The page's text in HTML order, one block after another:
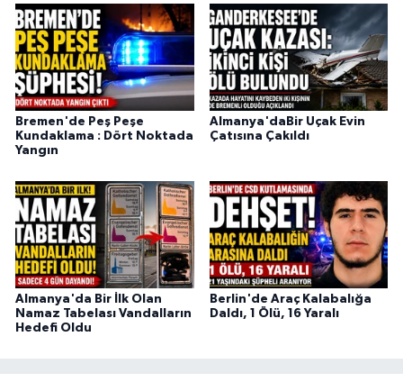
Bremen'de Peş Peşe
Kundaklama : Dört Noktada
Yangın
Almanya'daBir Uçak Evin
Çatısına Çakıldı
Almanya'da Bir İlk Olan
Namaz Tabelası Vandalların
Hedefi Oldu
Berlin'de Araç Kalabalığa
Daldı, 1 Ölü, 16 Yaralı